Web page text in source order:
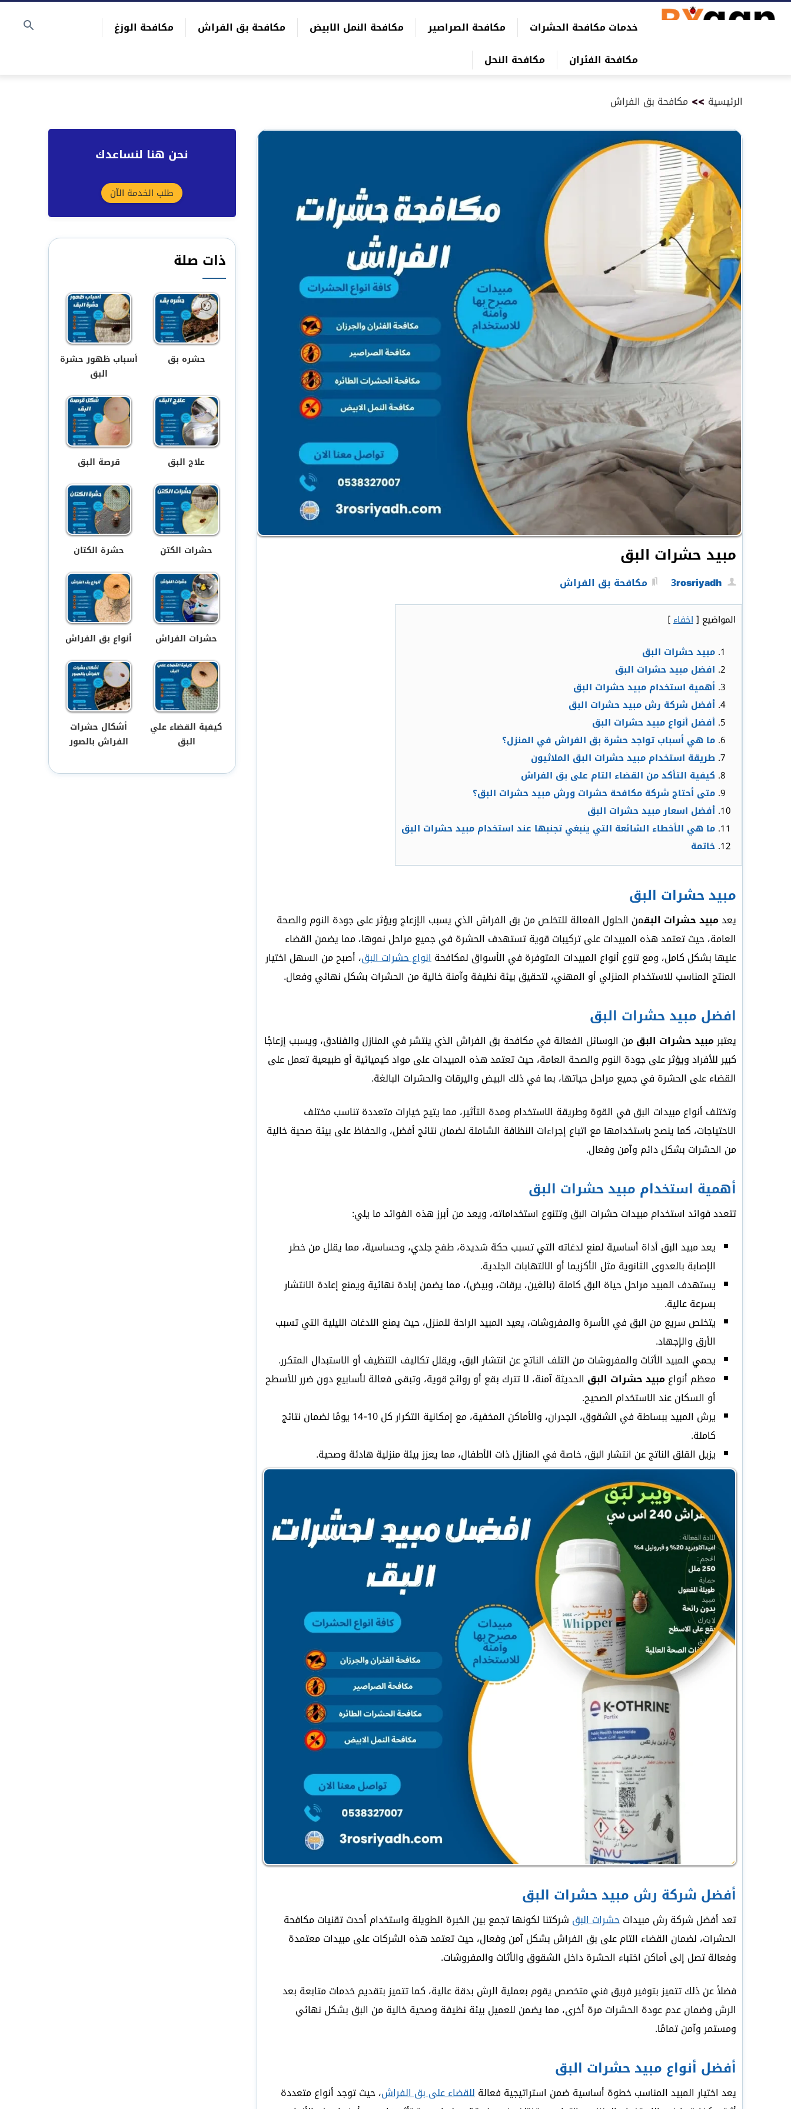
التجاوز
خدمات مكافحة الحشرات مكافحة الصراصير مكافحة النمل الابيض مكافحة بق الفراش
مكافحة الوزغ
مكافحة الفئران
مكافحة النحل
الرئيسية >> مكافحة بق الفراش
مبيد حشرات البق
3rosriyadh مكافحة بق الفراش
المواضيع [اخفاء]
مبيد حشرات البق
افضل مبيد حشرات البق
أهمية استخدام مبيد حشرات البق
أفضل شركة رش مبيد حشرات البق
أفضل أنواع مبيد حشرات البق
ما هي أسباب تواجد حشرة بق الفراش في المنزل؟
طريقة استخدام مبيد حشرات البق الملاثيون
كيفية التأكد من القضاء التام على بق الفراش
متى أحتاج شركة مكافحة حشرات ورش مبيد حشرات البق؟
أفضل اسعار مبيد حشرات البق
ما هي الأخطاء الشائعة التي ينبغي تجنبها عند استخدام مبيد حشرات البق
خاتمة
مبيد حشرات البق
يعدمبيد حشرات البقمن الحلول الفعالة للتخلص من بق الفراش الذي يسبب الإزعاج ويؤثر على جودة النوم والصحة
العامة، حيث تعتمد هذه المبيدات على تركيبات قوية تستهدف الحشرة في جميع مراحل نموها، مما يضمن القضاء
عليها بشكل كامل، ومع تنوع أنواع المبيدات المتوفرة في الأسواق لمكافحةانواع حشرات البق، أصبح من السهل اختيار
المنتج المناسب للاستخدام المنزلي أو المهني، لتحقيق بيئة نظيفة وآمنة خالية من الحشرات بشكل نهائي وفعال.
افضل مبيد حشرات البق
يعتبرمبيد حشرات البقمن الوسائل الفعالة في مكافحة بق الفراش الذي ينتشر في المنازل والفنادق، ويسبب إزعاجًا
كبير للأفراد ويؤثر على جودة النوم والصحة العامة، حيث تعتمد هذه المبيدات على مواد كيميائية أو طبيعية تعمل على
القضاء على الحشرة في جميع مراحل حياتها، بما في ذلك البيض واليرقات والحشرات البالغة.
وتختلف أنواع مبيدات البق في القوة وطريقة الاستخدام ومدة التأثير، مما يتيح خيارات متعددة تناسب مختلف
الاحتياجات، كما ينصح باستخدامها مع اتباع إجراءات النظافة الشاملة لضمان نتائج أفضل، والحفاظ على بيئة صحية خالية
من الحشرات بشكل دائم وآمن وفعال.
أهمية استخدام مبيد حشرات البق
تتعدد فوائد استخدام مبيدات حشرات البق وتتنوع استخداماته، ويعد من أبرز هذه الفوائد ما يلي:
يعد مبيد البق أداة أساسية لمنع لدغاته التي تسبب حكة شديدة، طفح جلدي، وحساسية، مما يقلل من خطر
الإصابة بالعدوى الثانوية مثل الأكزيما أو الالتهابات الجلدية.
يستهدف المبيد مراحل حياة البق كاملة (بالغين، يرقات، وبيض)، مما يضمن إبادة نهائية ويمنع إعادة الانتشار
بسرعة عالية.
يتخلص سريع من البق في الأسرة والمفروشات، يعيد المبيد الراحة للمنزل، حيث يمنع اللدغات الليلية التي تسبب
الأرق والإجهاد.
يحمي المبيد الأثاث والمفروشات من التلف الناتج عن انتشار البق، ويقلل تكاليف التنظيف أو الاستبدال المتكرر.
معظم أنواعمبيد حشرات البق الحديثة آمنة، لا تترك بقع أو روائح قوية، وتبقى فعالة لأسابيع دون ضرر للأسطح
أو السكان عند الاستخدام الصحيح.
يرش المبيد ببساطة في الشقوق، الجدران، والأماكن المخفية، مع إمكانية التكرار كل 10-14 يومًا لضمان نتائج
كاملة.
يزيل القلق الناتج عن انتشار البق، خاصة في المنازل ذات الأطفال، مما يعزز بيئة منزلية هادئة وصحية.
أفضل شركة رش مبيد حشرات البق
تعد أفضل شركة رش مبيداتحشرات البق شركتنا لكونها تجمع بين الخبرة الطويلة واستخدام أحدث تقنيات مكافحة
الحشرات، لضمان القضاء التام على بق الفراش بشكل آمن وفعال، حيث تعتمد هذه الشركات على مبيدات معتمدة
وفعالة تصل إلى أماكن اختباء الحشرة داخل الشقوق والأثاث والمفروشات.
فضلاً عن ذلك تتميز بتوفير فريق فني متخصص يقوم بعملية الرش بدقة عالية، كما تتميز بتقديم خدمات متابعة بعد
الرش وضمان عدم عودة الحشرات مرة أخرى، مما يضمن للعميل بيئة نظيفة وصحية خالية من البق بشكل نهائي
ومستمر وآمن تمامًا.
أفضل أنواع مبيد حشرات البق
يعد اختيار المبيد المناسب خطوة أساسية ضمن استراتيجية فعالةللقضاء على بق الفراش، حيث توجد أنواع متعددة
نحن هنا لنساعدك
طلب الخدمة الآن
ذات صلة
حشره بق
أسباب ظهور حشرة
البق
علاج البق قرصة البق
حشرات الكتن حشرة الكتان
حشرات الفراش أنواع بق الفراش
كيفية القضاء علي
البق
أشكال حشرات
الفراش بالصور